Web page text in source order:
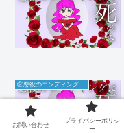
②悪役のエンディングは死のみ
お問い合わせ
プライバシーポリシ
ー